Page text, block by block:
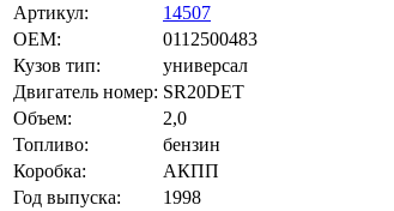
Артикул:
14507
OEM:
0112500483
Кузов тип:
универсал
Двигатель номер: SR20DET
Объем:
2,0
Топливо:
бензин
Коробка:
АКПП
Год выпуска:
1998